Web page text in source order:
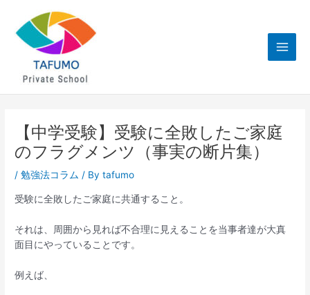
【中学受験】受験に全敗したご家庭
のフラグメンツ（事実の断片集）
/勉強法コラム / Bytafumo
受験に全敗したご家庭に共通すること。
それは、周囲から見れば不合理に見えることを当事者達が大真
面目にやっていることです。
例えば、